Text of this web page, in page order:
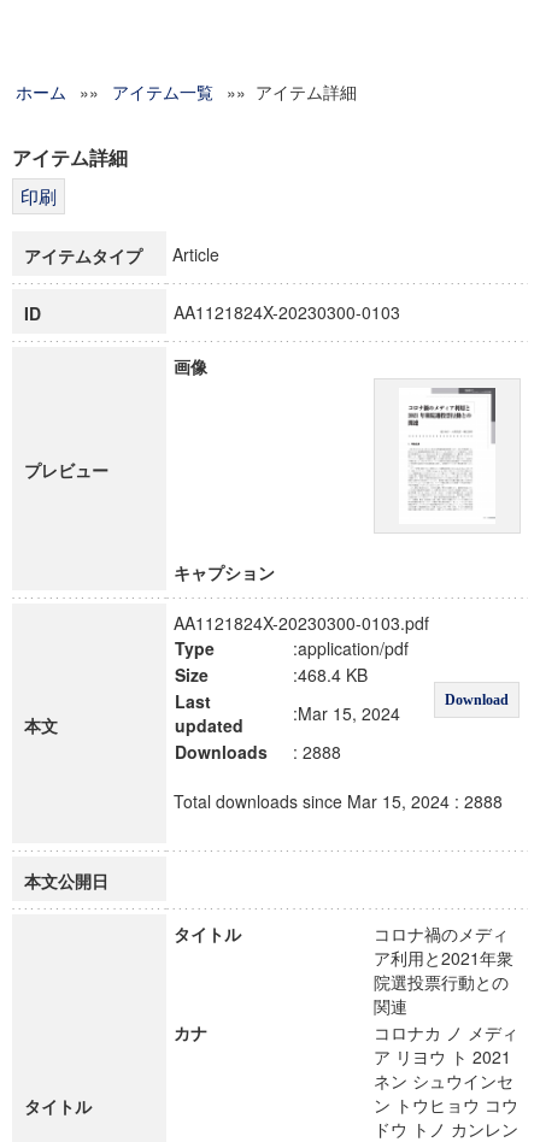
グローバルリサーチインスティテュート
科学研究費補助金研究成果報告書
博士課程教育リーディングプログラム「超成熟社会発展のサ
ホーム »» アイテム一覧 »» アイテム詳細
アイテム詳細
アイテムタイプ Article
ID AA1121824X-20230300-0103
プレビュー
画像
キャプション
本文
AA1121824X-20230300-0103.pdf
Type
:application/pdf
Download
Size
:468.4 KB
Last
updated
:Mar 15, 2024
Downloads
: 2888
Total downloads since Mar 15, 2024 : 2888
本文公開日
タイトル
タイトル
コロナ禍のメディ
ア利用と2021年衆
院選投票行動との
関連
カナ
コロナカ ノ メディ
ア リヨウ ト 2021
ネン シュウインセ
ン トウヒョウ コウ
ドウ トノ カンレン